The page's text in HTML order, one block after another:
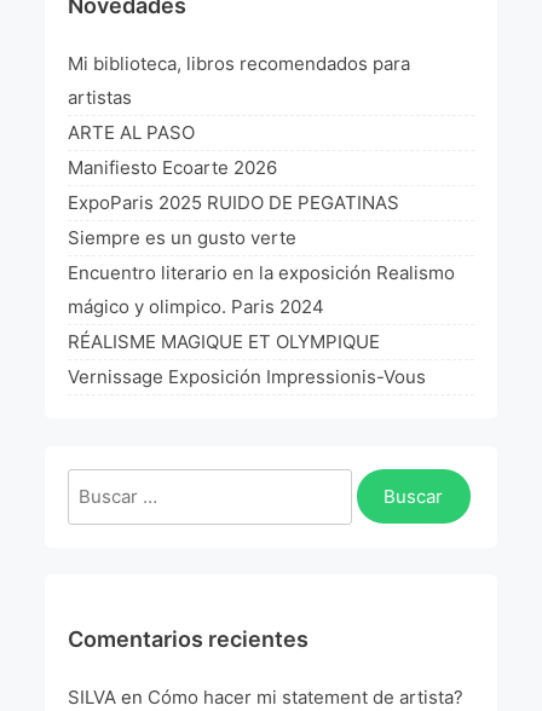
La Fórmula Científica Del Arte
Manifiesto Ecoarte
Association Paris
Fundación Colombia
Novedades
Mi biblioteca, libros recomendados para
artistas
ARTE AL PASO
Manifiesto Ecoarte 2026
ExpoParis 2025 RUIDO DE PEGATINAS
Siempre es un gusto verte
Encuentro literario en la exposición Realismo
mágico y olimpico. Paris 2024
RÉALISME MAGIQUE ET OLYMPIQUE
Vernissage Exposición Impressionis-Vous
Buscar:
Comentarios recientes
SILVA en Cómo hacer mi statement de artista?